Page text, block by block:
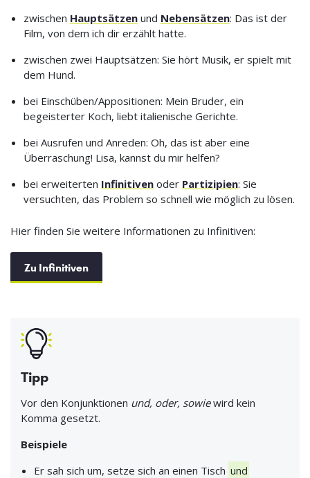
zwischen Hauptsätzenund Nebensätzen: Das ist der
Film, von dem ich dir erzählt hatte.
zwischen zwei Hauptsätzen: Sie hört Musik, er spielt mit
dem Hund.
bei Einschüben/Appositionen: Mein Bruder, ein
begeisterter Koch, liebt italienische Gerichte.
bei Ausrufen und Anreden: Oh, das ist aber eine
Überraschung! Lisa, kannst du mir helfen?
bei erweiterten Infinitivenoder Partizipien: Sie
versuchten, das Problem so schnell wie möglich zu lösen.
Hier finden Sie weitere Informationen zu Infinitiven:
Zu Infinitiven
Tipp
Vor den Konjunktionen und, oder, sowiewird kein
Komma gesetzt.
Beispiele
Er sah sich um, setze sich an einen Tisch und